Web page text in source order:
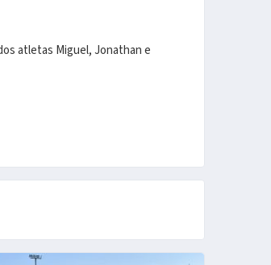
atletas Miguel, Jonathan e